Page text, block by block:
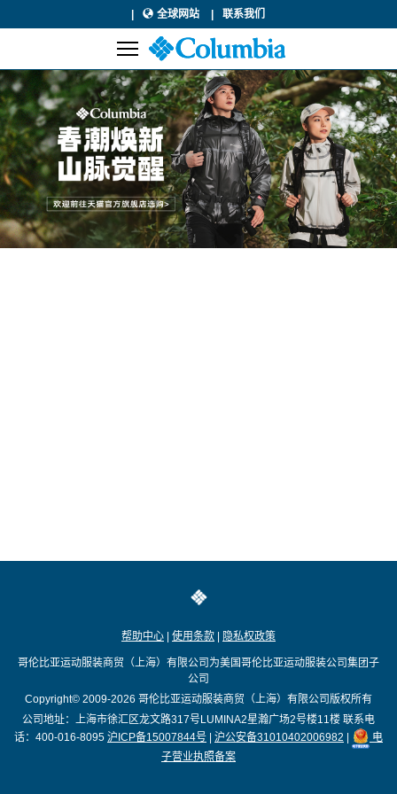
全球网站 联系我们
帮助中心 使用条款 隐私权政策
哥伦比亚运动服装商贸（上海）有限公司为美国哥伦比亚运动服装公司集团子
公司
Copyright© 2009-2026 哥伦比亚运动服装商贸（上海）有限公司版权所有
公司地址：上海市徐汇区龙文路317号LUMINA2星瀚广场2号楼11楼 联系电
话：400-016-8095 沪ICP备15007844号 沪公安备31010402006982
电
子营业执照备案